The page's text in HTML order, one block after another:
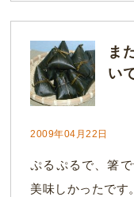
ま
い
2009年04月22日
ぷるぷるで、箸
美味しかったです。